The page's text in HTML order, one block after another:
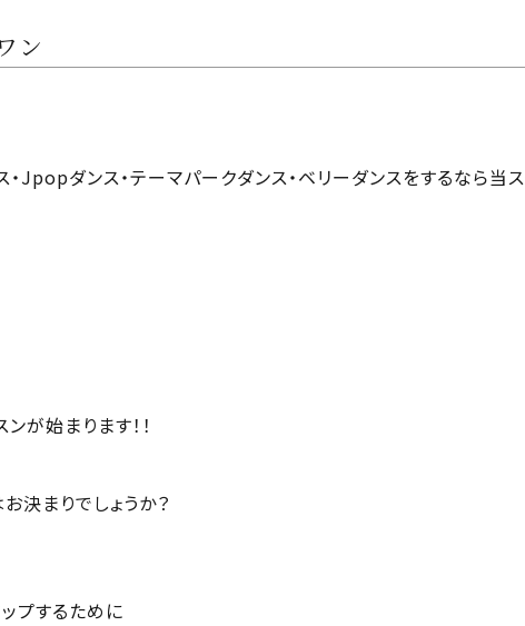
ン
Jpopダンス・テーマパークダンス・ベリーダンスをするなら当
が始まります！！
決まりでしょうか？
プするために